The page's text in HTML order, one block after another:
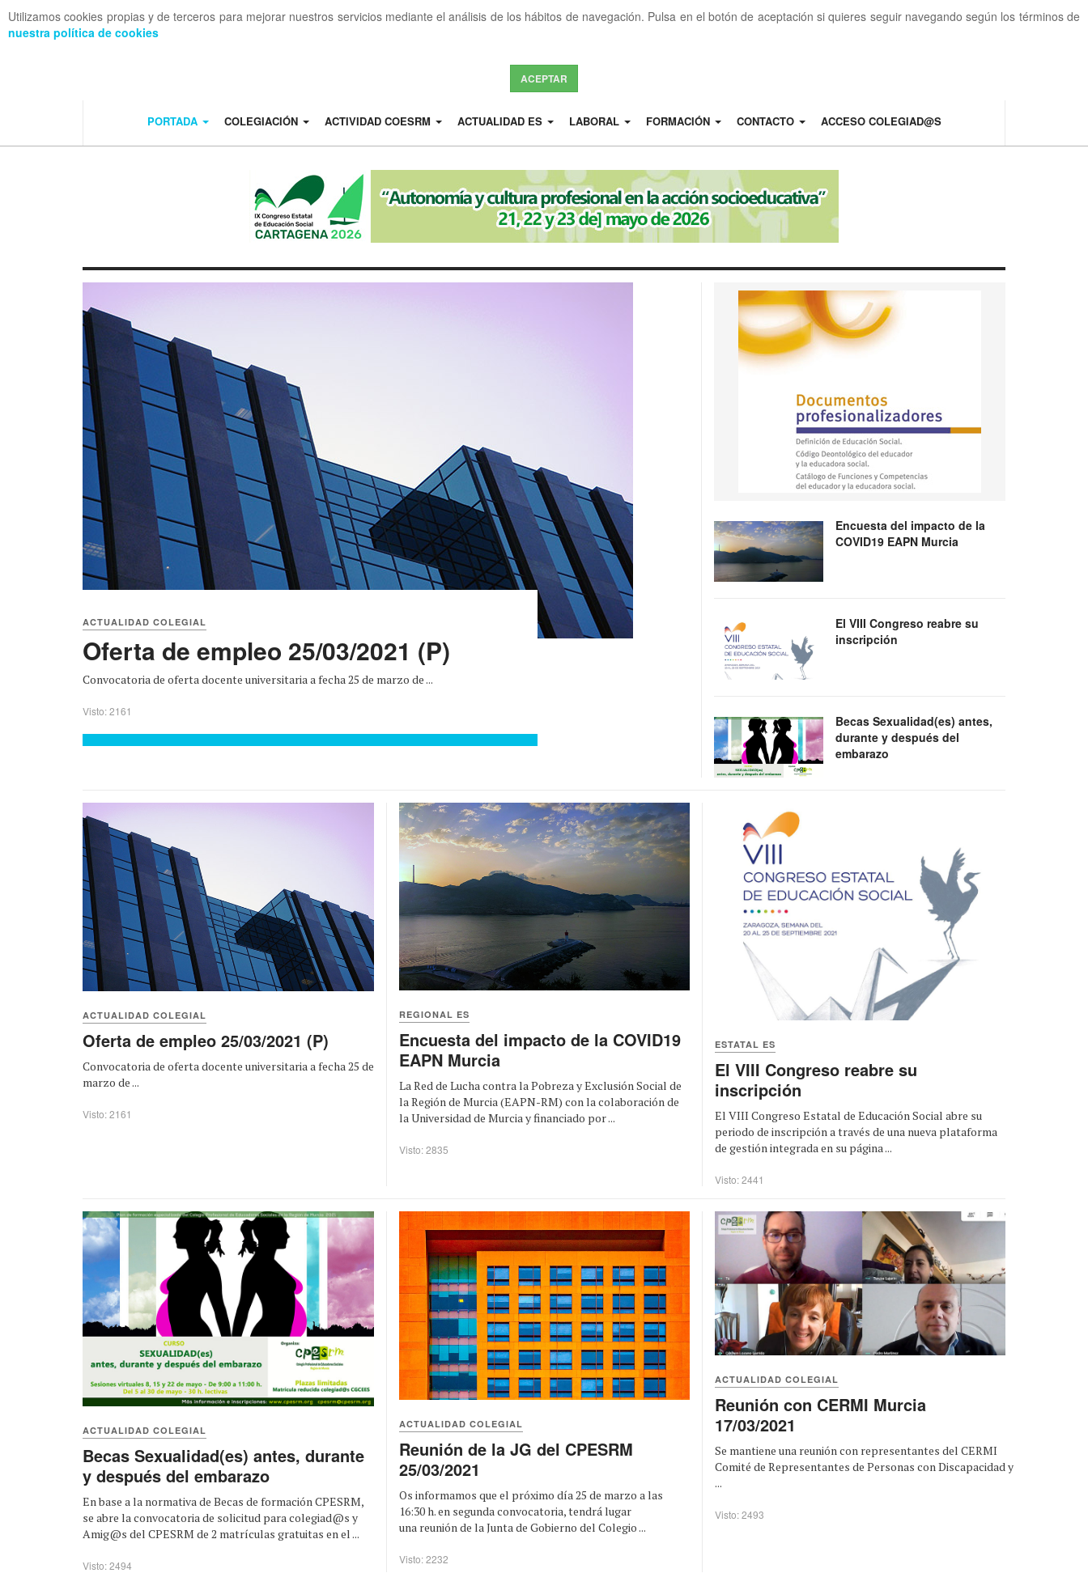
Utilizamos cookies propias y de terceros para mejorar nuestros servicios mediante el análisis de los hábitos de navegación. Pulsa en el botón de aceptación si quieres seguir navegando según los términos de
nuestra política de cookies
ACEPTAR
PORTADA COLEGIACIÓN ACTIVIDAD COESRM ACTUALIDAD ES LABORAL FORMACIÓN CONTACTO ACCESO COLEGIAD@S
ACTUALIDAD COLEGIAL
Oferta de empleo 25/03/2021 (P)
Convocatoria de oferta docente universitaria a fecha 25 de marzo de ...
Visto: 2161
Encuesta del impacto de la
COVID19 EAPN Murcia
El VIII Congreso reabre su
inscripción
Becas Sexualidad(es) antes,
durante y después del
embarazo
ACTUALIDAD COLEGIAL
Oferta de empleo 25/03/2021 (P)
Convocatoria de oferta docente universitaria a fecha 25 de
marzo de ...
Visto: 2161
REGIONAL ES
Encuesta del impacto de la COVID19
EAPN Murcia
La Red de Lucha contra la Pobreza y Exclusión Social de
la Región de Murcia (EAPN-RM) con la colaboración de
la Universidad de Murcia y financiado por ...
Visto: 2835
ESTATAL ES
El VIII Congreso reabre su
inscripción
El VIII Congreso Estatal de Educación Social abre su
periodo de inscripción a través de una nueva plataforma
de gestión integrada en su página ...
Visto: 2441
ACTUALIDAD COLEGIAL
Becas Sexualidad(es) antes, durante
y después del embarazo
En base a la normativa de Becas de formación CPESRM,
se abre la convocatoria de solicitud para colegiad@s y
Amig@s del CPESRM de 2 matrículas gratuitas en el ...
Visto: 2494
ACTUALIDAD COLEGIAL
Reunión de la JG del CPESRM
25/03/2021
Os informamos que el próximo día 25 de marzo a las
16:30 h. en segunda convocatoria, tendrá lugar
una reunión de la Junta de Gobierno del Colegio ...
Visto: 2232
ACTUALIDAD COLEGIAL
Reunión con CERMI Murcia
17/03/2021
Se mantiene una reunión con representantes del CERMI
Comité de Representantes de Personas con Discapacidad y
...
Visto: 2493